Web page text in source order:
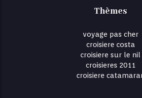
Thèmes
voyage pas cher
croisiere costa
croisiere sur le nil
croisieres 2011
croisiere